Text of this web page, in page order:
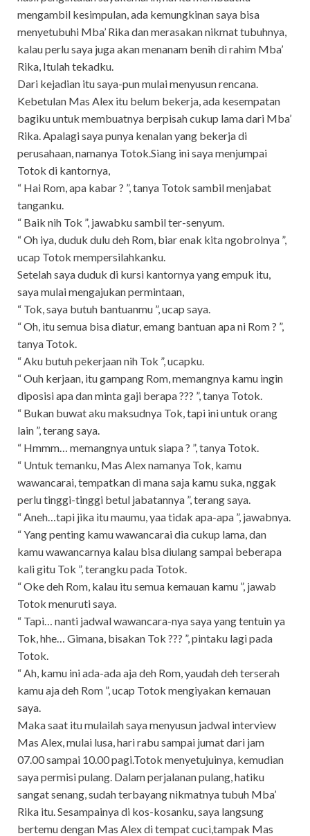
mengambil kesimpulan, ada kemungkinan saya bisa
menyetubuhi Mba’ Rika dan merasakan nikmat tubuhnya,
kalau perlu saya juga akan menanam benih di rahim Mba’
Rika, Itulah tekadku.
Dari kejadian itu saya-pun mulai menyusun rencana.
Kebetulan Mas Alex itu belum bekerja, ada kesempatan
bagiku untuk membuatnya berpisah cukup lama dari Mba’
Rika. Apalagi saya punya kenalan yang bekerja di
perusahaan, namanya Totok.Siang ini saya menjumpai
Totok di kantornya,
“ Hai Rom, apa kabar ? ”, tanya Totok sambil menjabat
tanganku.
“ Baik nih Tok ”, jawabku sambil ter-senyum.
“ Oh iya, duduk dulu deh Rom, biar enak kita ngobrolnya ”,
ucap Totok mempersilahkanku.
Setelah saya duduk di kursi kantornya yang empuk itu,
saya mulai mengajukan permintaan,
“ Tok, saya butuh bantuanmu ”, ucap saya.
“ Oh, itu semua bisa diatur, emang bantuan apa ni Rom ? ”,
tanya Totok.
“ Aku butuh pekerjaan nih Tok ”, ucapku.
“ Ouh kerjaan, itu gampang Rom, memangnya kamu ingin
diposisi apa dan minta gaji berapa ??? ”, tanya Totok.
“ Bukan buwat aku maksudnya Tok, tapi ini untuk orang
lain ”, terang saya.
“ Hmmm… memangnya untuk siapa ? ”, tanya Totok.
“ Untuk temanku, Mas Alex namanya Tok, kamu
wawancarai, tempatkan di mana saja kamu suka, nggak
perlu tinggi-tinggi betul jabatannya ”, terang saya.
“ Aneh…tapi jika itu maumu, yaa tidak apa-apa ”, jawabnya.
“ Yang penting kamu wawancarai dia cukup lama, dan
kamu wawancarnya kalau bisa diulang sampai beberapa
kali gitu Tok ”, terangku pada Totok.
“ Oke deh Rom, kalau itu semua kemauan kamu ”, jawab
Totok menuruti saya.
“ Tapi… nanti jadwal wawancara-nya saya yang tentuin ya
Tok, hhe… Gimana, bisakan Tok ??? ”, pintaku lagi pada
Totok.
“ Ah, kamu ini ada-ada aja deh Rom, yaudah deh terserah
kamu aja deh Rom ”, ucap Totok mengiyakan kemauan
saya.
Maka saat itu mulailah saya menyusun jadwal interview
Mas Alex, mulai lusa, hari rabu sampai jumat dari jam
07.00 sampai 10.00 pagi.Totok menyetujuinya, kemudian
saya permisi pulang. Dalam perjalanan pulang, hatiku
sangat senang, sudah terbayang nikmatnya tubuh Mba’
Rika itu. Sesampainya di kos-kosanku, saya langsung
bertemu dengan Mas Alex di tempat cuci,tampak Mas